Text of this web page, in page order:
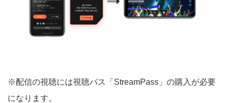
※配信の視聴には視聴パス「StreamPass」の購入が必要
になります。